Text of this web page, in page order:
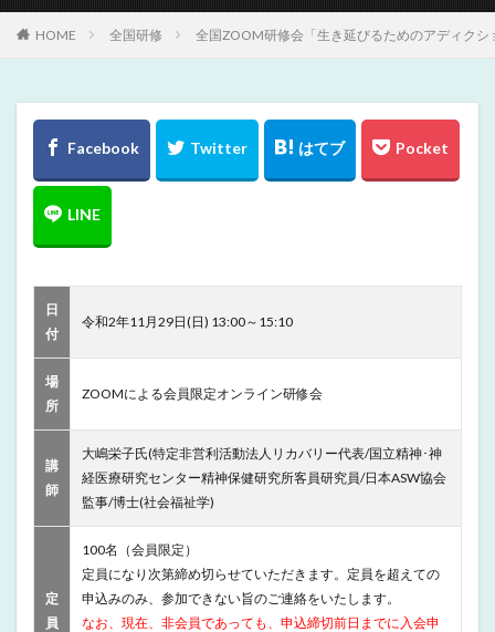
HOME 全国研修 全国ZOOM研修会「生き延びるためのアディク
日
付
令和2年11月29日(日) 13:00～15:10
場
所
ZOOMによる会員限定オンライン研修会
講
師
大嶋栄子氏(特定非営利活動法人リカバリー代表/国立精神･神
経医療研究センター精神保健研究所客員研究員/日本ASW協会
監事/博士(社会福祉学)
定
員
100名（会員限定）
定員になり次第締め切らせていただきます。定員を超えての
申込みのみ、参加できない旨のご連絡をいたします。
なお、現在、非会員であっても、申込締切前日までに入会申